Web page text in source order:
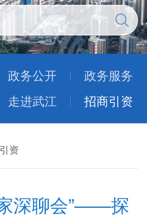
政务公开
政务服务
走进武江 招商引资
资
深聊会”——探